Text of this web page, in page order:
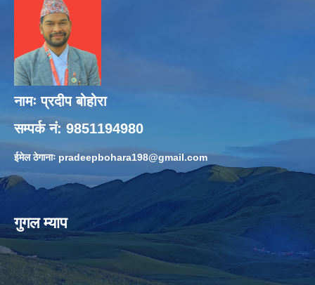
नामः प्रदीप बोहोरा
सम्पर्क नं: 9851194980
ईमेल ठेगानाः pradeepbohara198@gmail.com
गुगल म्याप